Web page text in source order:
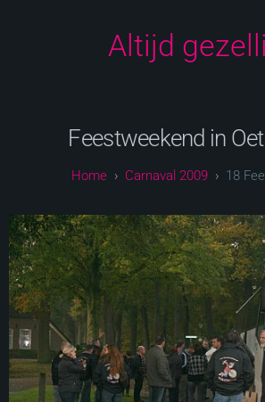
Altijd
Feestweekend in
Carnaval 2009 18